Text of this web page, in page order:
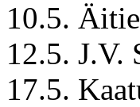
10.5.
12.5. J.V.
17.5.